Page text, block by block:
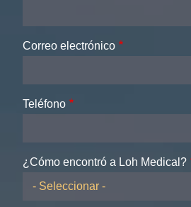
Correo electrónico
Teléfono
¿Cómo encontró a Loh Medical?